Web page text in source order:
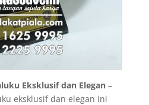
Eksklusif dan Elegan –
eksklusif dan elegan ini